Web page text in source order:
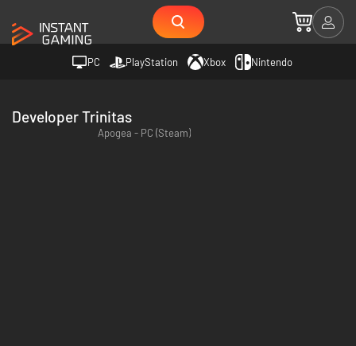
PC PlayStation Xbox Nintendo
Developer Trinitas
Apogea - PC (Steam)